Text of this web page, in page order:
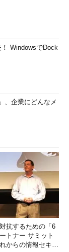
WindowsでDock
、企業にどんなメ
抗するための「6
トナー サミット
からの情報セキュ